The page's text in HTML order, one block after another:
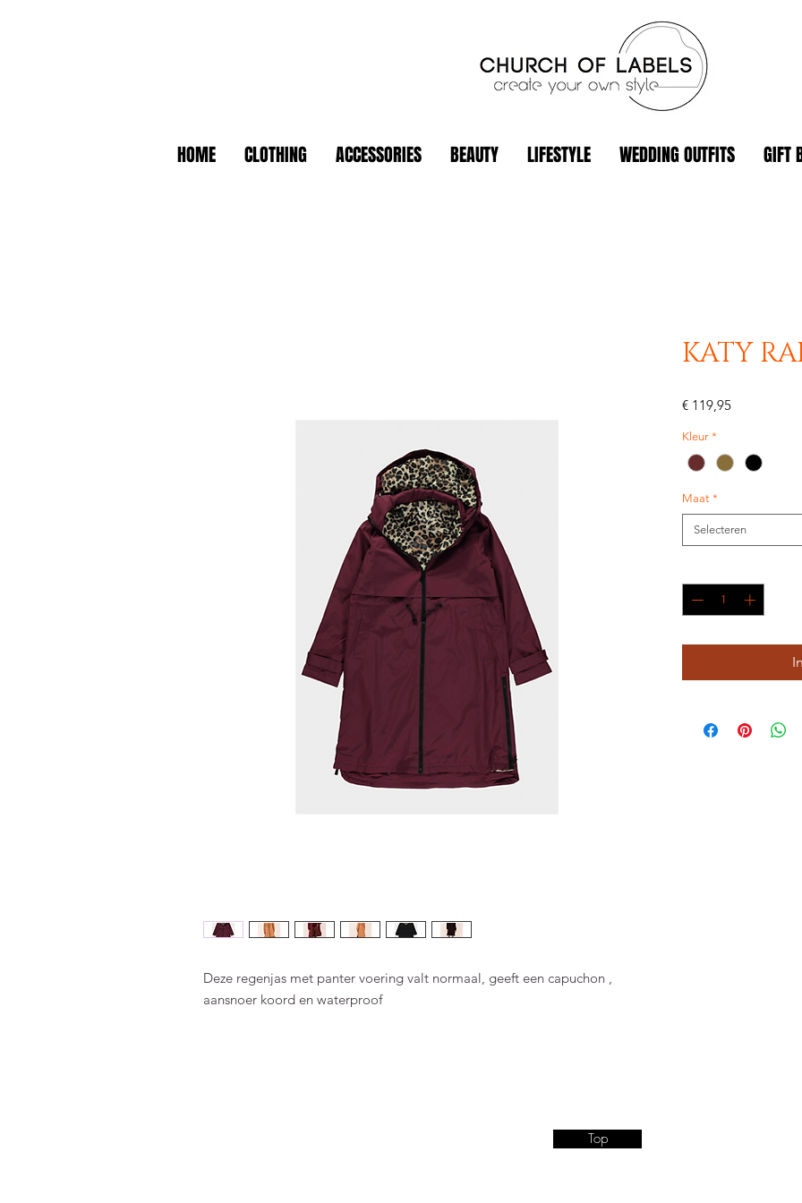
HOME CLOTHING ACCESSORIES BEAUTY LIFESTYLE WEDDING OUTFITS GIFT
Deze regenjas met panter voering valt normaal, geeft een capuchon ,
aansnoer koord en waterproof
KATY
€ 119,95Prijs
Kleur *
Maat *
Selecteren
Top